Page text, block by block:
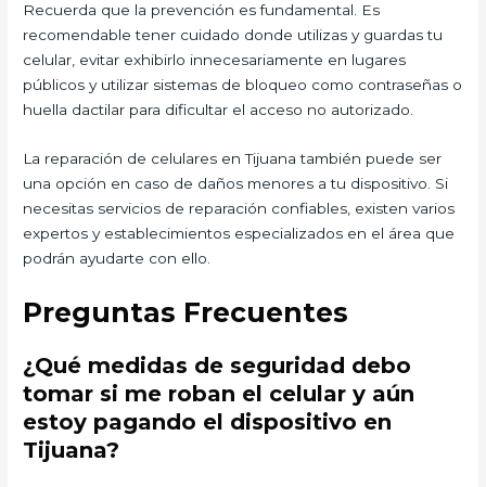
Recuerda que la prevención es fundamental. Es
recomendable tener cuidado donde utilizas y guardas tu
celular, evitar exhibirlo innecesariamente en lugares
públicos y utilizar sistemas de bloqueo como contraseñas o
huella dactilar para dificultar el acceso no autorizado.
La reparación de celulares en Tijuana también puede ser
una opción en caso de daños menores a tu dispositivo. Si
necesitas servicios de reparación confiables, existen varios
expertos y establecimientos especializados en el área que
podrán ayudarte con ello.
Preguntas Frecuentes
¿Qué medidas de seguridad debo
tomar si me roban el celular y aún
estoy pagando el dispositivo en
Tijuana?